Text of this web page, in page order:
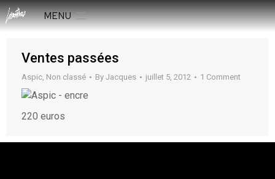
MENU
Ventes passées
Aspic, Non classé By Jacques juillet 5, 2012 1 Comment
220 euros